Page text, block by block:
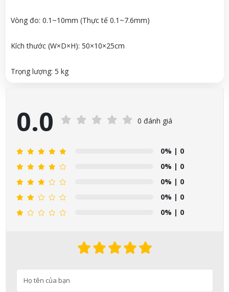
Vòng đo: 0.1~10mm (Thực tế 0.1~7.6mm)
Kích thước (W×D×H): 50×10×25cm
Trọng lượng: 5 kg
0.0 0 đánh giá
0% | 0
0% | 0
0% | 0
0% | 0
0% | 0